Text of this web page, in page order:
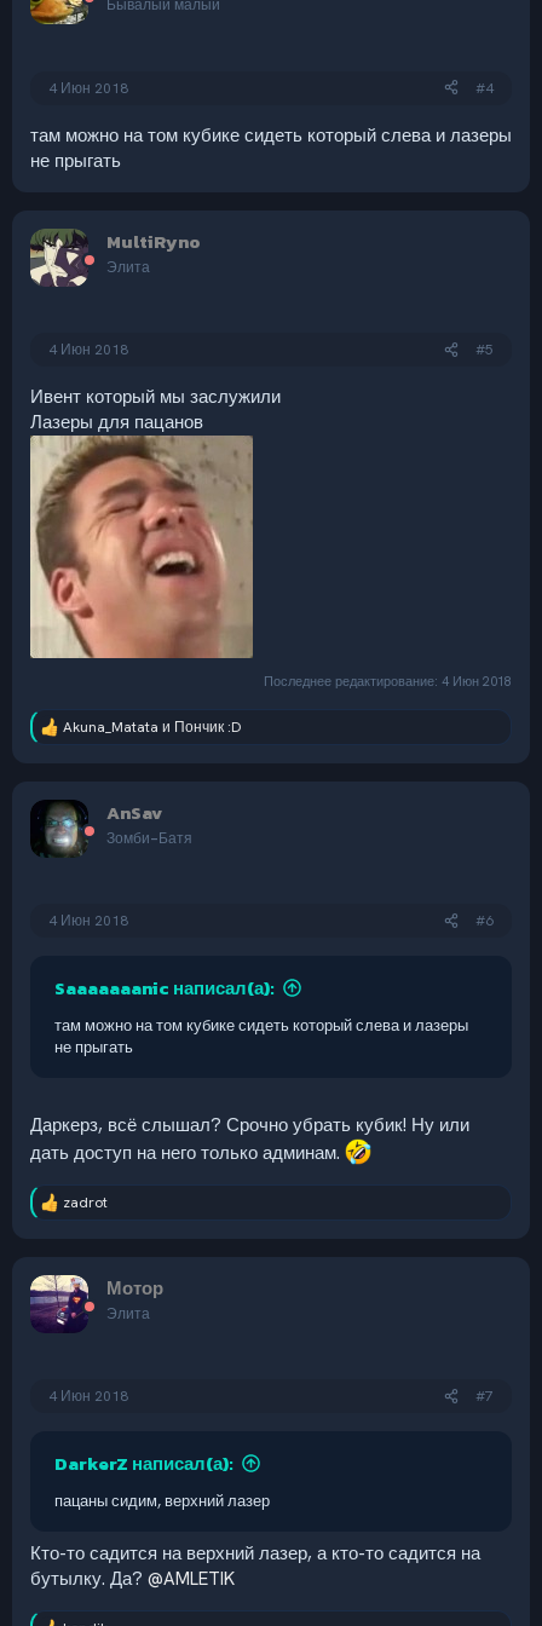
и
Бывалый малый
4 Июн 2018 #4
там можно на том кубике сидеть который слева и лазеры
не прыгать
MultiRyno
Элита
4 Июн 2018 #5
Ивент который мы заслужили
Лазеры для пацанов
Последнее редактирование: 4 Июн 2018
Р
ц
и
и
Akuna_Matata и Пончик :D
AnSav
Зомби-Батя
4 Июн 2018 #6
Saaaaaaanic написал(а):
там можно на том кубике сидеть который слева и лазеры
не прыгать
Даркерз, всё слышал? Срочно убрать кубик! Ну или
дать доступ на него только админам.
Р
ц
и
и
zadrot
Мотор
Элита
4 Июн 2018 #7
DarkerZ написал(а):
пацаны сидим, верхний лазер
Кто-то садится на верхний лазер, а кто-то садится на
бутылку. Да? @AMLETIK